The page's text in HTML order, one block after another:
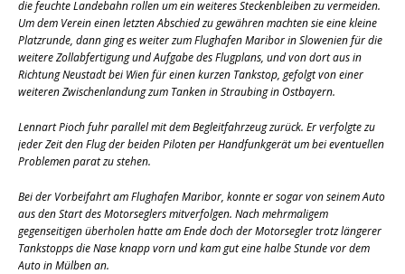
die feuchte Landebahn rollen um ein weiteres Steckenbleiben zu vermeiden.
Um dem Verein einen letzten Abschied zu gewähren machten sie eine kleine
Platzrunde, dann ging es weiter zum Flughafen Maribor in Slowenien für die
weitere Zollabfertigung und Aufgabe des Flugplans, und von dort aus in
Richtung Neustadt bei Wien für einen kurzen Tankstop, gefolgt von einer
weiteren Zwischenlandung zum Tanken in Straubing in Ostbayern.
Lennart Pioch fuhr parallel mit dem Begleitfahrzeug zurück. Er verfolgte zu
jeder Zeit den Flug der beiden Piloten per Handfunkgerät um bei eventuellen
Problemen parat zu stehen.
Bei der Vorbeifahrt am Flughafen Maribor, konnte er sogar von seinem Auto
aus den Start des Motorseglers mitverfolgen. Nach mehrmaligem
gegenseitigen überholen hatte am Ende doch der Motorsegler trotz längerer
Tankstopps die Nase knapp vorn und kam gut eine halbe Stunde vor dem
Auto in Mülben an.